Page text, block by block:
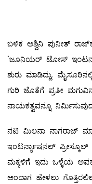
ಬಳಿಕ ಅಶ್ವಿನಿ ಪುನೀತ್‌
'ಜೂನಿಯರ್ ಟೋಸ್
ಶುರು ಮಾಡಿದ್ದು,
ಗುರಿ ಜೊತೆಗೆ ಪ್ರತೀ
ನಾಯಕತ್ವವನ್ನೂ
ನಟಿ ಮಿಲನಾ ನಾಗರಾಜ್‌
ಇಂಟರ್ನ್ಯಾಷನಲ್
ಮಕ್ಕಳಿಗೆ ಇದು ಒಳ್ಳೆಯ
ಅಂದಾಗ ಹೇಳಲು